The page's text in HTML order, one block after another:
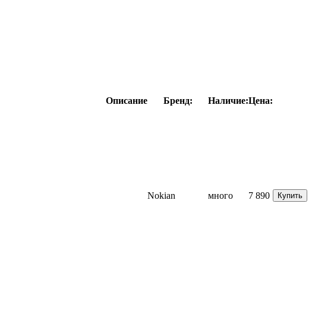
Описание Бренд: Наличие:Цена:
Nokian много 7 890 Купить